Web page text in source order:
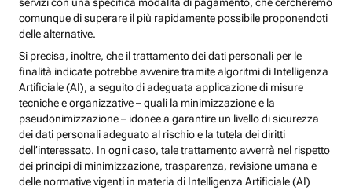
comunque di superare il più rapidamente possibile proponendoti
delle alternative.
Si precisa, inoltre, che il trattamento dei dati personali per le
finalità indicate potrebbe avvenire tramite algoritmi di Intelligenza
Artificiale (AI), a seguito di adeguata applicazione di misure
tecniche e organizzative – quali la minimizzazione e la
pseudonimizzazione – idonee a garantire un livello di sicurezza
dei dati personali adeguato al rischio e la tutela dei diritti
dell’interessato. In ogni caso, tale trattamento avverrà nel rispetto
dei principi di minimizzazione, trasparenza, revisione umana e
delle normative vigenti in materia di Intelligenza Artificiale (AI)